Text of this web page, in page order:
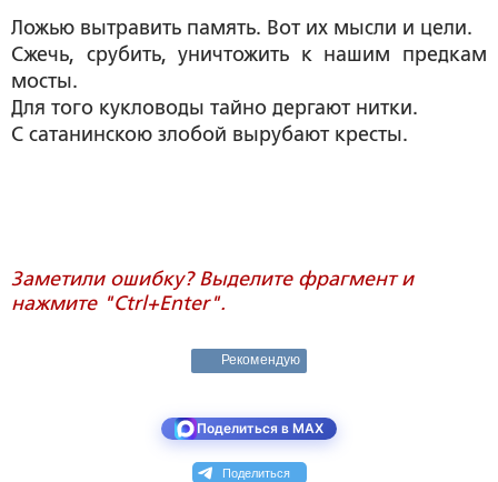
Ложью вытравить память. Вот их мысли и цели.
Сжечь, срубить, уничтожить к нашим предкам
мосты.
Для того кукловоды тайно дергают нитки.
С сатанинскою злобой вырубают кресты.
Заметили ошибку? Выделите фрагмент и
нажмите "Ctrl+Enter".
Рекомендую
Поделиться в MAX
Поделиться